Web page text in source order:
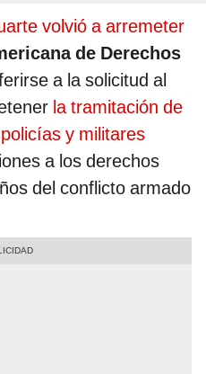
volvió a arremeter
de Derechos
a la solicitud al
la tramitación de
y militares
a los derechos
del conflicto armado